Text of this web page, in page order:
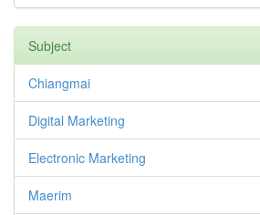
Subject
Chiangmai
Digital Marketing
Electronic Marketing
Maerim